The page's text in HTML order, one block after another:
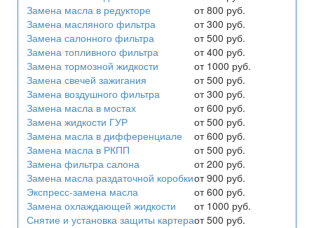
Замена масла в редукторе
от 800 руб.
Замена масляного фильтра
от 300 руб.
Замена салонного фильтра
от 500 руб.
Замена топливного фильтра
от 400 руб.
Замена тормозной жидкости
от 1000 руб.
Замена свечей зажигания
от 500 руб.
Замена воздушного фильтра
от 300 руб.
Замена масла в мостах
от 600 руб.
Замена жидкости ГУР
от 500 руб.
Замена масла в дифференциале
от 600 руб.
Замена масла в РКПП
от 500 руб.
Замена фильтра салона
от 200 руб.
Замена масла раздаточной коробкиот 900 руб.
Экспресс-замена масла
от 600 руб.
Замена охлаждающей жидкости
от 1000 руб.
Снятие и установка защиты картераот 500 руб.